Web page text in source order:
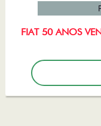
FIAT 50 ANOS